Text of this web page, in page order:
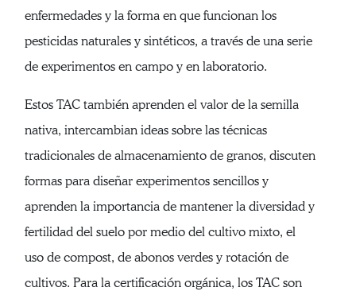
enfermedades y la forma en que funcionan los
pesticidas naturales y sintéticos, a través de una serie
de experimentos en campo y en laboratorio.
Estos TAC también aprenden el valor de la semilla
nativa, intercambian ideas sobre las técnicas
tradicionales de almacenamiento de granos, discuten
formas para diseñar experimentos sencillos y
aprenden la importancia de mantener la diversidad y
fertilidad del suelo por medio del cultivo mixto, el
uso de compost, de abonos verdes y rotación de
cultivos. Para la certificación orgánica, los TAC son